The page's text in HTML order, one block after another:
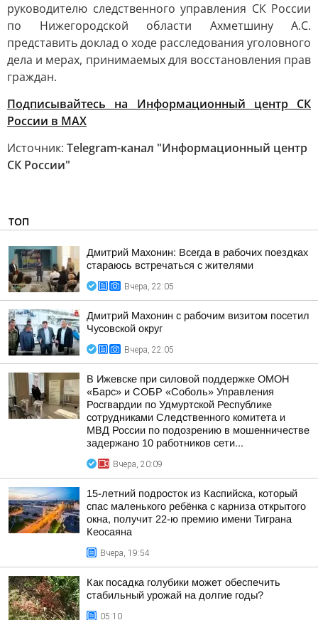
руководителю следственного управления СК России
по Нижегородской области Ахметшину А.С.
представить доклад о ходе расследования уголовного
дела и мерах, принимаемых для восстановления прав
граждан.
Подписывайтесь на Информационный центр СК
России в MAХ
Источник: Telegram-канал "Информационный центр
СК России"
ТОП
Дмитрий Махонин: Всегда в рабочих поездках
стараюсь встречаться с жителями
Вчера, 22:05
Дмитрий Махонин с рабочим визитом посетил
Чусовской округ
Вчера, 22:05
В Ижевске при силовой поддержке ОМОН
«Барс» и СОБР «Соболь» Управления
Росгвардии по Удмуртской Республике
сотрудниками Следственного комитета и
МВД России по подозрению в мошенничестве
задержано 10 работников сети...
Вчера, 20:09
15-летний подросток из Каспийска, который
спас маленького ребёнка с карниза открытого
окна, получит 22-ю премию имени Тиграна
Кеосаяна
Вчера, 19:54
Как посадка голубики может обеспечить
стабильный урожай на долгие годы?
05:10